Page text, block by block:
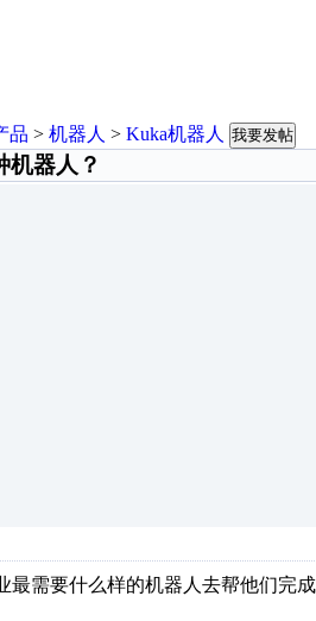
品 > 机器人 > Kuka机器人 我要发帖
机器人？
最需要什么样的机器人去帮他们完